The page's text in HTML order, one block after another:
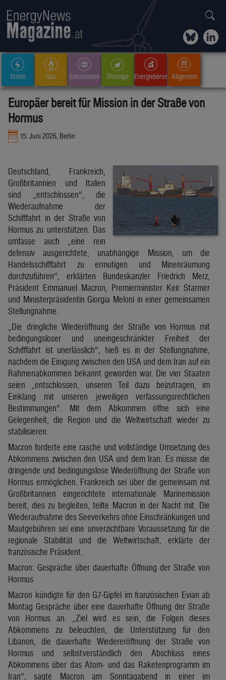
Strom Gas Emissionen Ökologie Energiebörse Allgemein
Europäer bereit für Mission in der Straße von
Hormus
15. Juni 2026, Berlin
Deutschland, Frankreich,
Großbritannien und Italien
sind „entschlossen“, die
Wiederaufnahme der
Schifffahrt in der Straße von
Hormus zu unterstützen. Das
umfasse auch „eine rein
defensiv ausgerichtete, unabhängige Mission, um die
Handelsschifffahrt zu ermutigen und Minenräumung
durchzuführen“, erklärten Bundeskanzler Friedrich Merz,
Präsident Emmanuel Macron, Premierminister Keir Starmer
und Ministerpräsidentin Giorgia Meloni in einer gemeinsamen
Stellungnahme.
„Die dringliche Wiederöffnung der Straße von Hormus mit
bedingungsloser und uneingeschränkter Freiheit der
Schifffahrt ist unerlässlich“, hieß es in der Stellungnahme,
nachdem die Einigung zwischen den USA und dem Iran auf ein
Rahmenabkommen bekannt geworden war. Die vier Staaten
seien „entschlossen, unseren Teil dazu beizutragen, im
Einklang mit unseren jeweiligen verfassungsrechtlichen
Bestimmungen“. Mit dem Abkommen öffne sich eine
Gelegenheit, die Region und die Weltwirtschaft wieder zu
stabilisieren.
Macron forderte eine rasche und vollständige Umsetzung des
Abkommens zwischen den USA und dem Iran. Es müsse die
dringende und bedingungslose Wiederöffnung der Straße von
Hormus ermöglichen. Frankreich sei über die gemeinsam mit
Großbritannien eingerichtete internationale Marinemission
bereit, dies zu begleiten, teilte Macron in der Nacht mit. Die
Wiederaufnahme des Seeverkehrs ohne Einschränkungen und
Mautgebühren sei eine unverzichtbare Voraussetzung für die
regionale Stabilität und die Weltwirtschaft, erklärte der
französische Präsident.
Macron: Gespräche über dauerhafte Öffnung der Straße von
Hormus
Macron kündigte für den G7-Gipfel im französischen Evian ab
Montag Gespräche über eine dauerhafte Öffnung der Straße
von Hormus an. „Ziel wird es sein, die Folgen dieses
Abkommens zu beleuchten, die Unterstützung für den
Libanon, die dauerhafte Wiedereröffnung der Straße von
Hormus und selbstverständlich den Abschluss eines
Abkommens über das Atom- und das Raketenprogramm im
Iran“, sagte Macron am Sonntagabend in einer im